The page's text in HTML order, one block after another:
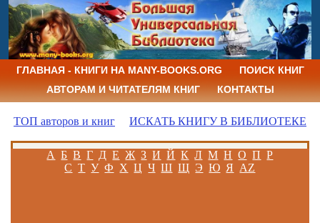
ГЛАВНАЯ - КНИГИ НА MANY-BOOKS.ORG
ПОИСК КНИГ
АВТОРАМ И ЧИТАТЕЛЯМ КНИГ
КОНТАКТЫ
ТОП авторов и книг ИСКАТЬ КНИГУ В БИБЛИОТЕКЕ
А Б В Г Д Е Ж З И Й К Л М Н О П Р
С Т У Ф Х Ц Ч Ш Щ Э Ю Я AZ